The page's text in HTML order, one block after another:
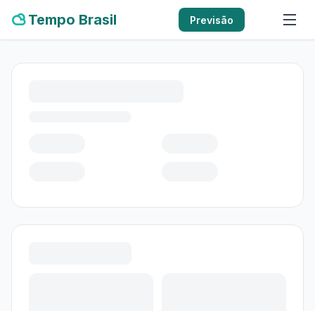
Tempo Brasil Previsão